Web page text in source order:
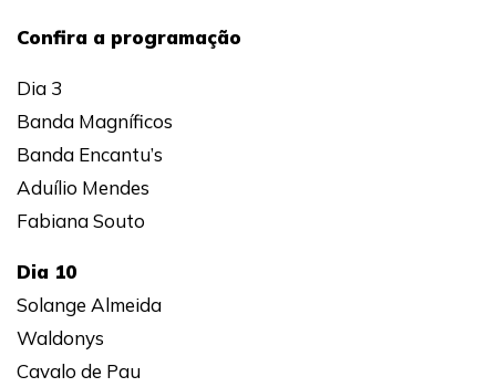
Confira a programação
Dia 3
Banda Magníficos
Banda Encantu’s
Aduílio Mendes
Fabiana Souto
Dia 10
Solange Almeida
Waldonys
Cavalo de Pau